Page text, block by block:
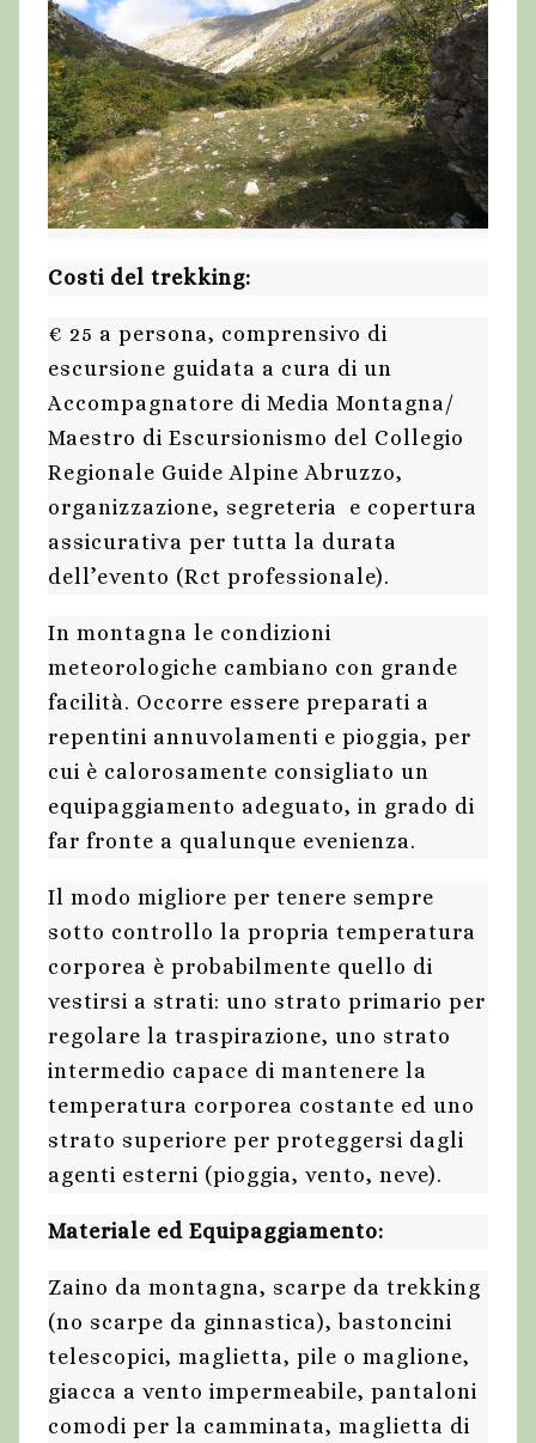
Costi del trekking:
€ 25 a persona, comprensivo di
escursione guidata a cura di un
Accompagnatore di Media Montagna/
Maestro di Escursionismo del Collegio
Regionale Guide Alpine Abruzzo,
organizzazione, segreteria e copertura
assicurativa per tutta la durata
dell’evento (Rct professionale).
In montagna le condizioni
meteorologiche cambiano con grande
facilità. Occorre essere preparati a
repentini annuvolamenti e pioggia, per
cui è calorosamente consigliato un
equipaggiamento adeguato, in grado di
far fronte a qualunque evenienza.
Il modo migliore per tenere sempre
sotto controllo la propria temperatura
corporea è probabilmente quello di
vestirsi a strati: uno strato primario per
regolare la traspirazione, uno strato
intermedio capace di mantenere la
temperatura corporea costante ed uno
strato superiore per proteggersi dagli
agenti esterni (pioggia, vento, neve).
Materiale ed Equipaggiamento:
Zaino da montagna, scarpe da trekking
(no scarpe da ginnastica), bastoncini
telescopici, maglietta, pile o maglione,
giacca a vento impermeabile, pantaloni
comodi per la camminata, maglietta di